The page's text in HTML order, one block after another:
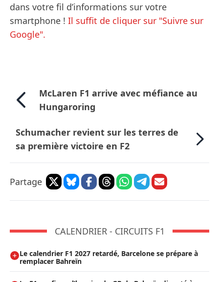
dans votre fil d’informations sur votre
smartphone ! Il suffit de cliquer sur "Suivre sur
Google".
McLaren F1 arrive avec méfiance au
Hungaroring
Schumacher revient sur les terres de
sa première victoire en F2
Partage
CALENDRIER - CIRCUITS F1
Le calendrier F1 2027 retardé, Barcelone se prépare à
remplacer Bahreïn